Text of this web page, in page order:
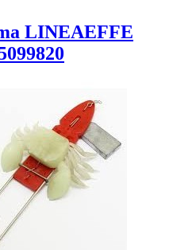
LINEAEFFE